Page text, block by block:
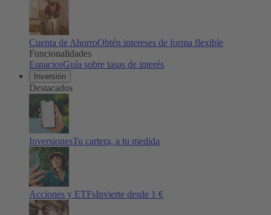
Cuenta de AhorroObtén intereses de forma flexible
Funcionalidades
EspaciosGuía sobre tasas de interés
Inversión
Destacados
InversionesTu cartera, a tu medida
Acciones y ETFsInvierte desde 1 €